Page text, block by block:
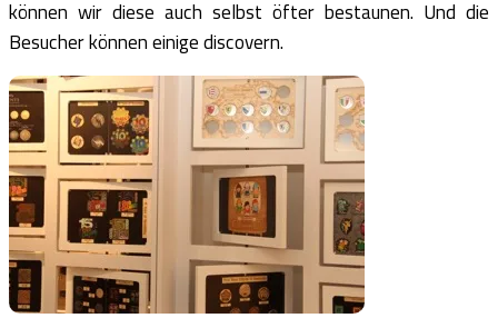
können wir diese auch selbst öfter bestaunen. Und die
Besucher können einige discovern.